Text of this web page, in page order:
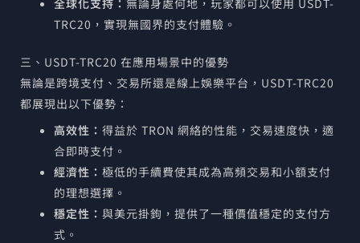
全球化支持： 無論身處何地，玩家都可以使用 USDT-
TRC20，實現無國界的支付體驗。
三、USDT-TRC20 在應用場景中的優勢
無論是跨境支付、交易所還是線上娛樂平台，USDT-TRC20
都展現出以下優勢：
高效性： 得益於 TRON 網絡的性能，交易速度快，適
合即時支付。
經濟性： 極低的手續費使其成為高頻交易和小額支付
的理想選擇。
穩定性： 與美元掛鉤，提供了一種價值穩定的支付方
式。